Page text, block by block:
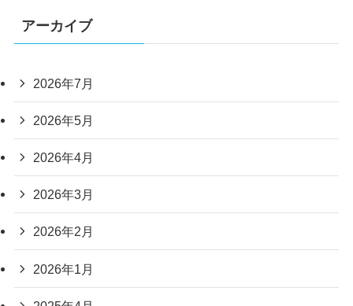
アーカイブ
2026年7月
2026年5月
2026年4月
2026年3月
2026年2月
2026年1月